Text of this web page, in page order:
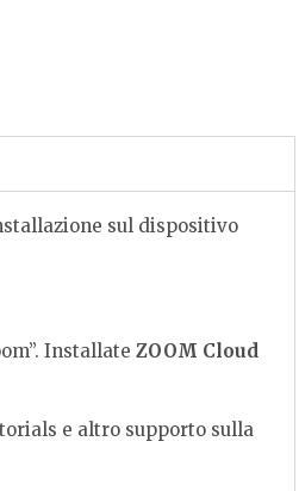
sul dispositivo
Installate ZOOM Cloud
e altro supporto sulla